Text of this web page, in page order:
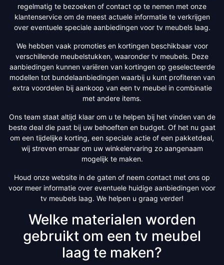
regelmatig te bezoeken of contact op te nemen met onze
klantenservice om de meest actuele informatie te verkrijgen
over eventuele speciale aanbiedingen voor tv meubels laag.
We hebben vaak promoties en kortingen beschikbaar voor
verschillende meubelstukken, waaronder tv meubels. Deze
aanbiedingen kunnen variëren van kortingen op geselecteerde
modellen tot bundelaanbiedingen waarbij u kunt profiteren van
extra voordelen bij aankoop van een tv meubel in combinatie
met andere items.
Ons team staat altijd klaar om u te helpen bij het vinden van de
beste deal die past bij uw behoeften en budget. Of het nu gaat
om een tijdelijke korting, een speciale actie of een pakketdeal,
wij streven ernaar om uw winkelervaring zo aangenaam
mogelijk te maken.
Houd onze website in de gaten of neem contact met ons op
voor meer informatie over eventuele huidige aanbiedingen voor
tv meubels laag. We helpen u graag verder!
Welke materialen worden
gebruikt om een tv meubel
laag te maken?